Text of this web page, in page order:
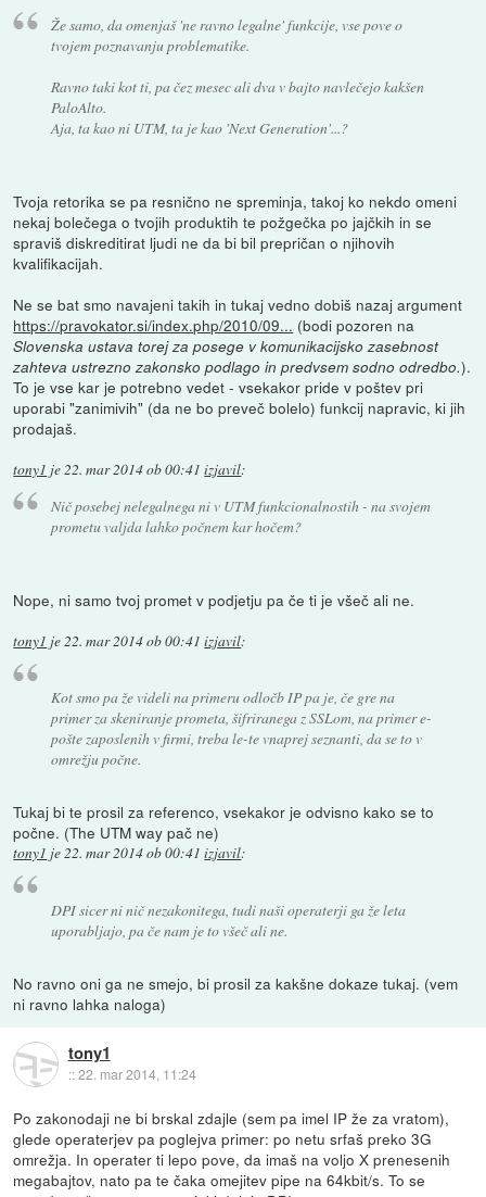
Že samo, da omenjaš 'ne ravno legalne' funkcije, vse pove o
tvojem poznavanju problematike.
Ravno taki kot ti, pa čez mesec ali dva v bajto navlečejo kakšen
PaloAlto.
Aja, ta kao ni UTM, ta je kao 'Next Generation'...?
Tvoja retorika se pa resnično ne spreminja, takoj ko nekdo omeni
nekaj bolečega o tvojih produktih te požgečka po jajčkih in se
spraviš diskreditirat ljudi ne da bi bil prepričan o njihovih
kvalifikacijah.
Ne se bat smo navajeni takih in tukaj vedno dobiš nazaj argument
https://pravokator.si/index.php/2010/09... (bodi pozoren na
Slovenska ustava torej za posege v komunikacijsko zasebnost
zahteva ustrezno zakonsko podlago in predvsem sodno odredbo.).
To je vse kar je potrebno vedet - vsekakor pride v poštev pri
uporabi "zanimivih" (da ne bo preveč bolelo) funkcij napravic, ki jih
prodajaš.
tony1 je22. mar 2014 ob 00:41 izjavil:
Nič posebej nelegalnega ni v UTM funkcionalnostih - na svojem
prometu valjda lahko počnem kar hočem?
Nope, ni samo tvoj promet v podjetju pa če ti je všeč ali ne.
tony1 je22. mar 2014 ob 00:41 izjavil:
Kot smo pa že videli na primeru odločb IP pa je, če gre na
primer za skeniranje prometa, šifriranega z SSLom, na primer e-
pošte zaposlenih v firmi, treba le-te vnaprej seznanti, da se to v
omrežju počne.
Tukaj bi te prosil za referenco, vsekakor je odvisno kako se to
počne. (The UTM way pač ne)
tony1 je22. mar 2014 ob 00:41 izjavil:
DPI sicer ni nič nezakonitega, tudi naši operaterji ga že leta
uporabljajo, pa če nam je to všeč ali ne.
No ravno oni ga ne smejo, bi prosil za kakšne dokaze tukaj. (vem
ni ravno lahka naloga)
tony1
::22. mar 2014, 11:24
Po zakonodaji ne bi brskal zdajle (sem pa imel IP že za vratom),
glede operaterjev pa poglejva primer: po netu srfaš preko 3G
omrežja. In operater ti lepo pove, da imaš na voljo X prenesenih
megabajtov, nato pa te čaka omejitev pipe na 64kbit/s. To se